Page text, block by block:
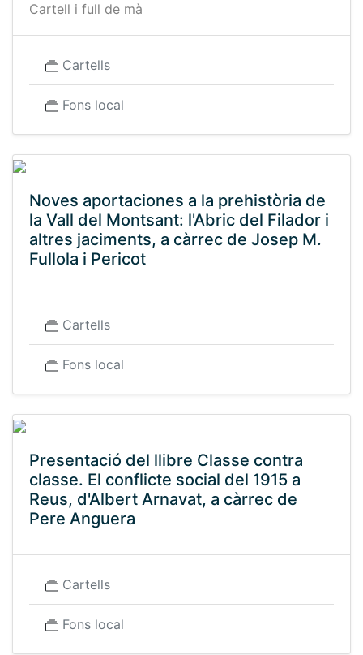
Cartell i full de mà
Cartells
Fons local
Noves aportaciones a la prehistòria de
la Vall del Montsant: l'Abric del Filador i
altres jaciments, a càrrec de Josep M.
Fullola i Pericot
Cartells
Fons local
Presentació del llibre Classe contra
classe. El conflicte social del 1915 a
Reus, d'Albert Arnavat, a càrrec de
Pere Anguera
Cartells
Fons local